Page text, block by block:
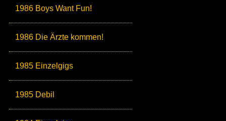
1986 Boys Want Fun!
1986 Die Ärzte kommen!
1985 Einzelgigs
1985 Debil